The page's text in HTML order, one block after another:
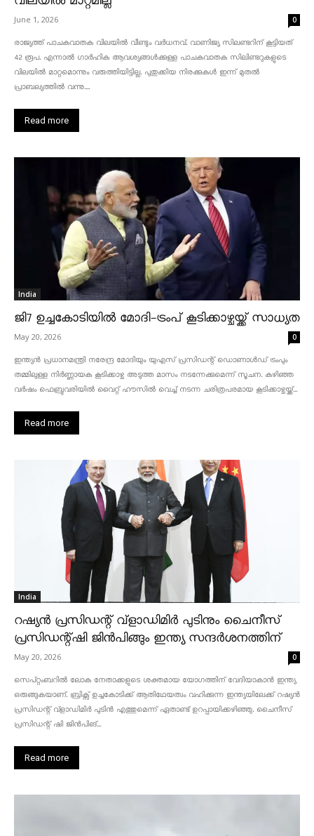
June 1, 2026 0
രാജ്യത്ത് പാചകവാതക വിലയിൽ വീണ്ടും വർധനവ്. വാണിജ്യ സിലണ്ടറിന് കൂട്ടിയത്
42 രൂപ. എന്നാൽ ഗാർഹിക ആവശ്യങ്ങൾക്കുള്ള പാചകവാതക സിലിണ്ടറുകളുടെ
വിലയിൽ മാറ്റമൊന്നും വരുത്തിയിട്ടില്ല. പുതുക്കിയ നിരക്കുകൾ ഇന്ന് മുതൽ
പ്രാബല്യത്തിൽ വന്നു....
Read more
India
ജി7 ഉച്ചകോടിയിൽ മോദി-ട്രംപ് കൂടിക്കാഴ്ചയ്ക്ക് സാധ്യത
May 20, 2026 0
ഇന്ത്യൻ പ്രധാനമന്ത്രി നരേന്ദ്ര മോദിയും യുഎസ് പ്രസിഡന്റ് ഡൊണാൾഡ് ട്രംപും
തമ്മിലുള്ള നിർണ്ണായക കൂടിക്കാഴ്ച അടുത്ത മാസം നടന്നേക്കുമെന്ന് സൂചന. കഴിഞ്ഞ
വർഷം ഫെബ്രുവരിയിൽ വൈറ്റ് ഹൗസിൽ വെച്ച് നടന്ന ചരിത്രപരമായ കൂടിക്കാഴ്ചയ്ക്ക്...
Read more
India
റഷ്യൻ പ്രസിഡന്റ് വ്‌ളാഡിമിർ പുടിനും ചൈനീസ്
പ്രസിഡന്റ്ഷി ജിൻപിങ്ങും ഇന്ത്യ സന്ദർശനത്തിന്
May 20, 2026 0
സെപ്റ്റംബറിൽ ലോക നേതാക്കളുടെ ശക്തമായ യോഗത്തിന് വേദിയാകാൻ ഇന്ത്യ
ഒരുങ്ങുകയാണ്. ബ്രിക്സ് ഉച്ചകോടിക്ക് ആതിഥേയത്വം വഹിക്കുന്ന ഇന്ത്യയിലേക്ക് റഷ്യൻ
പ്രസിഡന്റ് വ്‌ളാഡിമിർ പുടിൻ എത്തുമെന്ന് ഏതാണ്ട് ഉറപ്പായിക്കഴിഞ്ഞു. ചൈനീസ്
പ്രസിഡന്റ് ഷി ജിൻപിങ്...
Read more